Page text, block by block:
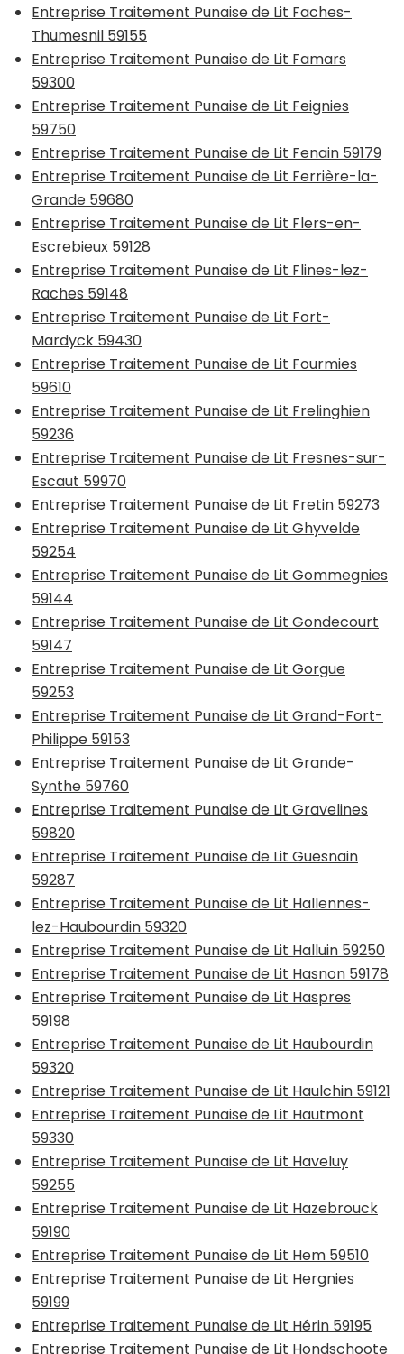
Entreprise Traitement Punaise de Lit Faches-
Thumesnil 59155
Entreprise Traitement Punaise de Lit Famars
59300
Entreprise Traitement Punaise de Lit Feignies
59750
Entreprise Traitement Punaise de Lit Fenain 59179
Entreprise Traitement Punaise de Lit Ferrière-la-
Grande 59680
Entreprise Traitement Punaise de Lit Flers-en-
Escrebieux 59128
Entreprise Traitement Punaise de Lit Flines-lez-
Raches 59148
Entreprise Traitement Punaise de Lit Fort-
Mardyck 59430
Entreprise Traitement Punaise de Lit Fourmies
59610
Entreprise Traitement Punaise de Lit Frelinghien
59236
Entreprise Traitement Punaise de Lit Fresnes-sur-
Escaut 59970
Entreprise Traitement Punaise de Lit Fretin 59273
Entreprise Traitement Punaise de Lit Ghyvelde
59254
Entreprise Traitement Punaise de Lit Gommegnies
59144
Entreprise Traitement Punaise de Lit Gondecourt
59147
Entreprise Traitement Punaise de Lit Gorgue
59253
Entreprise Traitement Punaise de Lit Grand-Fort-
Philippe 59153
Entreprise Traitement Punaise de Lit Grande-
Synthe 59760
Entreprise Traitement Punaise de Lit Gravelines
59820
Entreprise Traitement Punaise de Lit Guesnain
59287
Entreprise Traitement Punaise de Lit Hallennes-
lez-Haubourdin 59320
Entreprise Traitement Punaise de Lit Halluin 59250
Entreprise Traitement Punaise de Lit Hasnon 59178
Entreprise Traitement Punaise de Lit Haspres
59198
Entreprise Traitement Punaise de Lit Haubourdin
59320
Entreprise Traitement Punaise de Lit Haulchin 59121
Entreprise Traitement Punaise de Lit Hautmont
59330
Entreprise Traitement Punaise de Lit Haveluy
59255
Entreprise Traitement Punaise de Lit Hazebrouck
59190
Entreprise Traitement Punaise de Lit Hem 59510
Entreprise Traitement Punaise de Lit Hergnies
59199
Entreprise Traitement Punaise de Lit Hérin 59195
Entreprise Traitement Punaise de Lit Hondschoote